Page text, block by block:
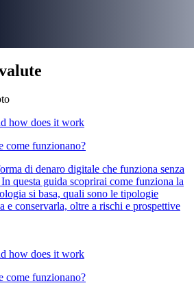
come funzionano?
di denaro digitale che funziona senza
questa guida scoprirai come funziona la
si basa, quali sono le tipologie
e conservarla, oltre a rischi e prospettive
come funzionano?